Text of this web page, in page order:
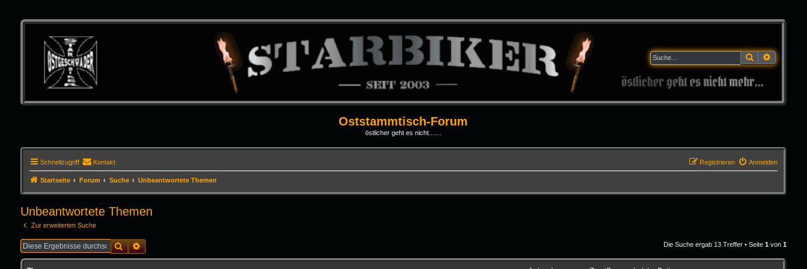
Suche
Oststammtisch-Forum
östlicher geht es nicht.......
Schnellzugriff Kontakt Anmelden
Registrieren
Startseite Forum Suche Unbeantwortete Themen
Unbeantwortete Themen
Zur erweiterten Suche
SucheErweiterte Suche Die Suche ergab 13 Treffer • Seite1 von1